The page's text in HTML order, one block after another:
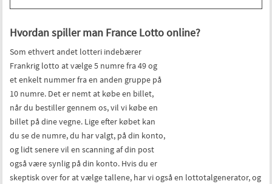
Læs mere
Hvordan spiller man France Lotto online?
Som ethvert andet lotteri indebærer
Frankrig lotto at vælge 5 numre fra 49 og
et enkelt nummer fra en anden gruppe på
10 numre. Det er nemt at købe en billet,
når du bestiller gennem os, vil vi købe en
billet på dine vegne. Lige efter købet kan
du se de numre, du har valgt, på din konto,
og lidt senere vil en scanning af din post
også være synlig på din konto. Hvis du er